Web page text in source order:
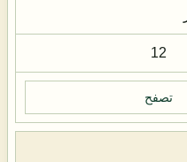
12
تصفح